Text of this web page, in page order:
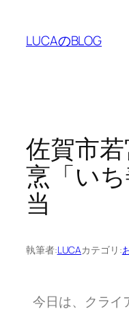
LUCAのBLOG
佐賀市
烹「い
当
執筆者:LUCAカテゴリ:
今日は、クライ